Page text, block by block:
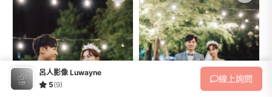
呂人影像 Luwayne
5(9)
線上詢問